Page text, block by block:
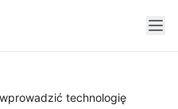
technologię